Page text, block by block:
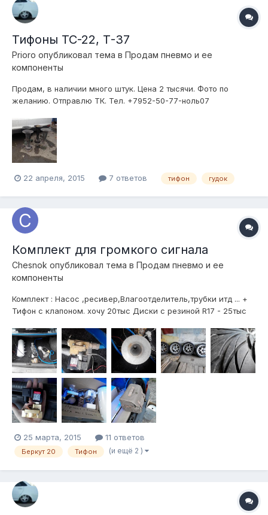
Тифоны ТС-22, Т-37
Prioro опубликовал тема в Продам пневмо и ее
компоненты
Продам, в наличии много штук. Цена 2 тысячи. Фото по
желанию. Отправлю ТК. Тел. +7952-50-77-ноль07
22 апреля, 2015 7 ответов тифон гудок
Комплект для громкого сигнала
Chesnok опубликовал тема в Продам пневмо и ее
компоненты
Комплект : Насос ,ресивер,Влагоотделитель,трубки итд ... +
Тифон с клапоном. хочу 20тыс Диски с резиной R17 - 25тыс
более подробное описание и больше фото . Продаю по
причине продажи АВТО.
25 марта, 2015 11 ответов
Беркут 20 Тифон (и ещё 2 )